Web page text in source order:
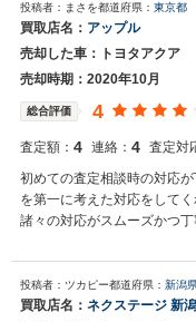
投稿者：まさを都道府県： 東京都
買取店名： アップル
売却した車：トヨタアクア
売却時期：2020年10月
総合評価 4
査定額： 4 連絡： 4 査定対
初めての査定相談時の対応
を第一に考えた対応をして
諸々の対応がスムーズかつ
投稿者：ツカピー都道府県： 新潟
買取店名： ネクステージ 新